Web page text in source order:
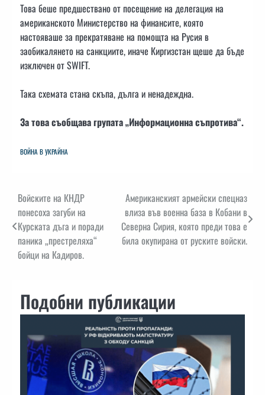
Това беше предшествано от посещение на делегация на
американското Министерство на финансите, която
настояваше за прекратяване на помощта на Русия в
заобикалянето на санкциите, иначе Киргизстан щеше да бъде
изключен от SWIFT.
Така схемата стана скъпа, дълга и ненадеждна.
За това съобщава групата „Информационна съпротива“.
ВОЙНА В УКРАЙНА
Навигация
Войските на КНДР
понесоха загуби на
Курската дъга и поради
паника „престреляха“
бойци на Кадиров.
Американският армейски спецназ
влиза във военна база в Кобани в
Северна Сирия, която преди това е
била окупирана от руските войски.
Подобни публикации